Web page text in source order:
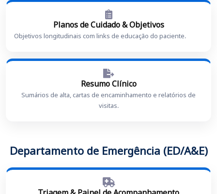
Planos de Cuidado & Objetivos
Objetivos longitudinais com links de educação do paciente.
Resumo Clínico
Sumários de alta, cartas de encaminhamento e relatórios de
visitas.
Departamento de Emergência (ED/A&E)